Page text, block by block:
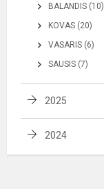
BALANDIS (10)
KOVAS (20)
VASARIS (6)
SAUSIS (7)
2025
2024